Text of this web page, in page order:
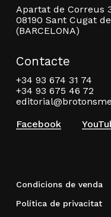
Apartat de Correus
08190 Sant Cugat
(BARCELONA)
Contacte
+34 93 674 31 74
+34 93 675 46 72
Facebook
Condicions de venda
Política de privacitat